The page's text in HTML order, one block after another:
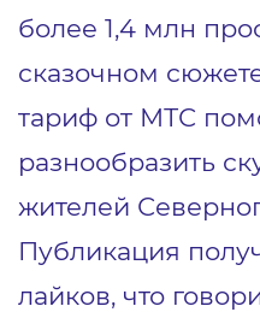
более 1,4 млн
сказочном
тариф от МТС
разнообразить
жителей
Публикация
лайков, что